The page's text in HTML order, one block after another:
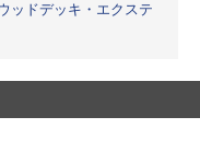
ッドデッキ・エクステ